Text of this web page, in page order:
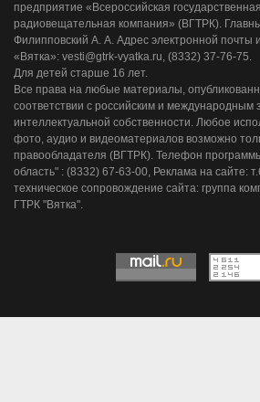
предприятие «Всероссийская
радиовещательная компания» (ВГТРК).
Филипповский А. А. Адрес электронной почты
«Вятка»: vesti@gtrk-vyatka.ru, (8332) 37-76-75.
Для детей старше 16 лет.
Все права на любые материалы,
соответствии с российским и международным
интеллектуальной собственности. Любое
фото, аудио и видеоматериалов возможно
правообладателя (ВГТРК). Телефон
область" : (8332) 67-63-00, Реклама на сайте:
техническое сопровождение сайта: группа
ГТРК "Вятка".